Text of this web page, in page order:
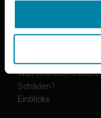
Wie arbeiten wir
Was sind kosmetische
Schäden?
Einblicke